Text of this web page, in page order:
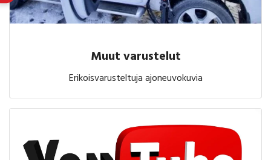
Muut varustelut
Erikoisvarusteltuja ajoneuvokuvia